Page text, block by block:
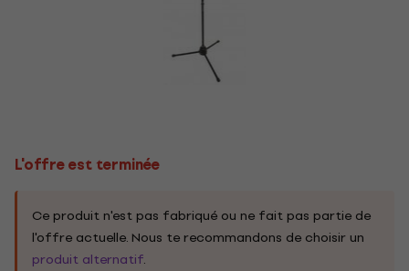
L'offre est terminée
Ce produit n'est pas fabriqué ou ne fait pas partie de
l'offre actuelle. Nous te recommandons de choisir un
produit alternatif.